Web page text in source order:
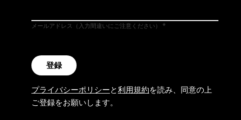
メールアドレス（入力間違いにご注意ください）
登録
プライバシーポリシーと利用規約を読み、同意の上
ご登録をお願いします。